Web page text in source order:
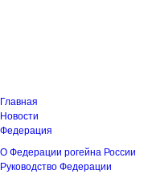
Главная
Новости
Федерация
О Федерации рогейна России
Руководство Федерации